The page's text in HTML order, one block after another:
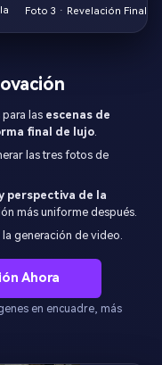
Foto 3 · Revelación Final
las escenas de
final de lujo
las tres fotos de
perspectiva de la
más uniforme después.
generación de video.
Ahora
en encuadre, más